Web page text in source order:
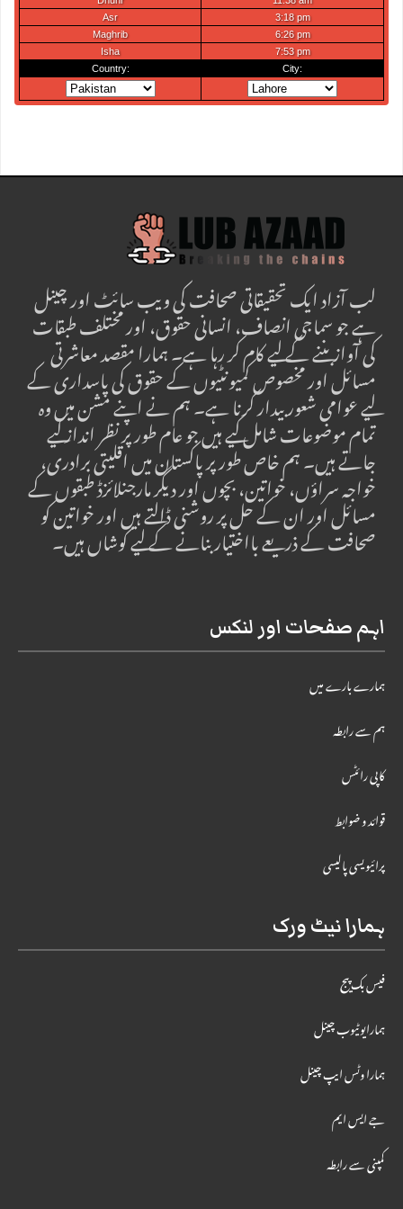
لب آزاد ایک تحقیقاتی صحافت کی ویب سائٹ اور چینل
ہے جو سماجی انصاف، انسانی حقوق، اور مختلف طبقات
کی آواز بننے کے لیے کام کر رہا ہے۔ ہمارا مقصد معاشرتی
مسائل اور مخصوص کمیونٹیوں کے حقوق کی پاسداری کے
لیے عوامی شعور بیدار کرنا ہے۔ ہم نے اپنے مشن میں وہ
تمام موضوعات شامل کیے ہیں جو عام طور پر نظر انداز کیے
جاتے ہیں۔ ہم خاص طور پر پاکستان میں اقلیتی برادری،
خواجہ سراؤں، خواتین، بچوں اور دیگر مارجنلائزڈ طبقوں کے
مسائل اور ان کے حل پر روشنی ڈالتے ہیں اور خواتین کو
صحافت کے ذریعے بااختیار بنانے کے لیے کوشاں ہیں۔
اہم صفحات اور لنکس
ہمارے بارے میں
ہم سے رابطہ
کاپی رائٹس
قوائد و ضوابط
پرائیویسی پالیسی
ہمارا نیٹ ورک
فیس بک پیج
ہمارایوٹیوب چینل
ہمارا وٹس ایپ چینل
جے ایس ایم
کمپنی سے رابطہ